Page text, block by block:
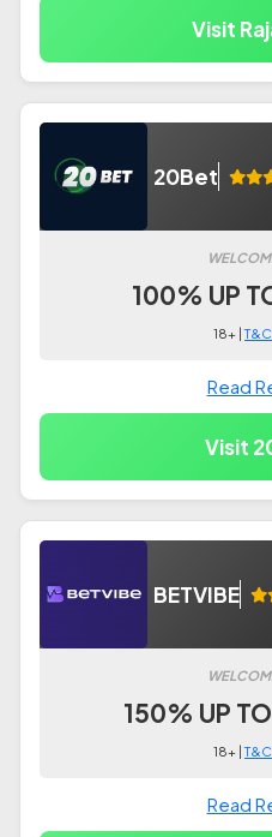
Visit
20Bet
100% UP
18+ |
Read
Visit
BETVIBE
150% UP
18+ |
Read